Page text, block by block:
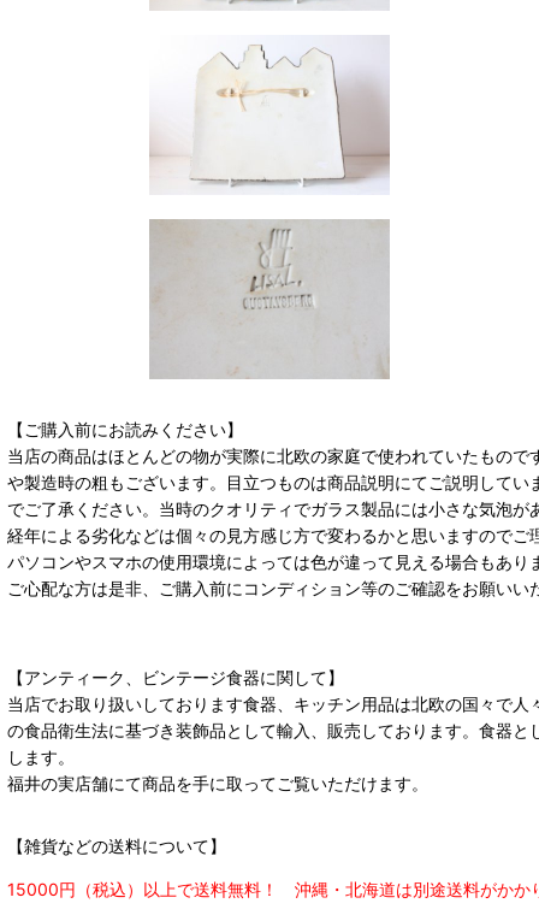
【ご購入前にお読みください】
当店の商品はほとんどの物が実際に北欧の家庭で使われていたもの
や製造時の粗もございます。目立つものは商品説明にてご説明して
でご了承ください。当時のクオリティでガラス製品には小さな気泡が
経年による劣化などは個々の見方感じ方で変わるかと思いますのでご
パソコンやスマホの使用環境によっては色が違って見える場合もあ
ご心配な方は是非、ご購入前にコンディション等のご確認をお願い
【アンティーク、ビンテージ食器に関して】
当店でお取り扱いしております食器、キッチン用品は北欧の国々で
の食品衛生法に基づき装飾品として輸入、販売しております。食器
します。
福井の実店舗にて商品を手に取ってご覧いただけます。
【雑貨などの送料について】
15000円（税込）以上で送料無料！ 沖縄・北海道は別途送料がかか